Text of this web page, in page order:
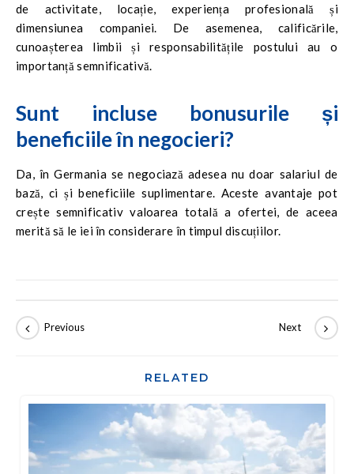
de activitate, locație, experiența profesională și
dimensiunea companiei. De asemenea, calificările,
cunoașterea limbii și responsabilitățile postului au o
importanță semnificativă.
Sunt incluse bonusurile și
beneficiile în negocieri?
Da, în Germania se negociază adesea nu doar salariul de
bază, ci și beneficiile suplimentare. Aceste avantaje pot
crește semnificativ valoarea totală a ofertei, de aceea
merită să le iei în considerare în timpul discuțiilor.
RELATED